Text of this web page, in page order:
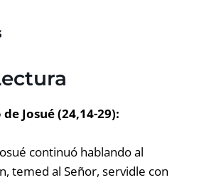
Josué (24,14-29):
continuó hablando al
temed al Señor, servidle con